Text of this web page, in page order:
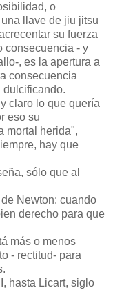
o
llave de jiu jitsu
su fuerza
consecuencia - y
, es la apertura a
consecuencia
dulcificando.
claro lo que quería
eso su
mortal herida",
hay que
sólo que al
Newton: cuando
derecho para que
más o menos
- rectitud- para
hasta Licart, siglo